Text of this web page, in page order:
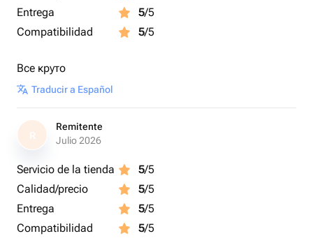
Entrega
5/5
Compatibilidad
5/5
Все круто
Traducir a Español
R
Remitente
Julio 2026
Servicio de la tienda 5/5
Calidad/precio
5/5
Entrega
5/5
Compatibilidad
5/5